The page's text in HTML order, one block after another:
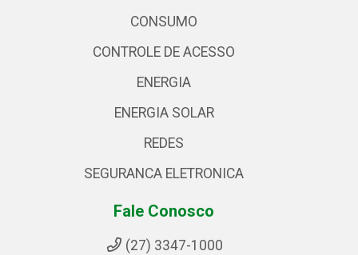
CONSUMO
CONTROLE DE ACESSO
ENERGIA
ENERGIA SOLAR
REDES
SEGURANCA ELETRONICA
Fale Conosco
(27) 3347-1000